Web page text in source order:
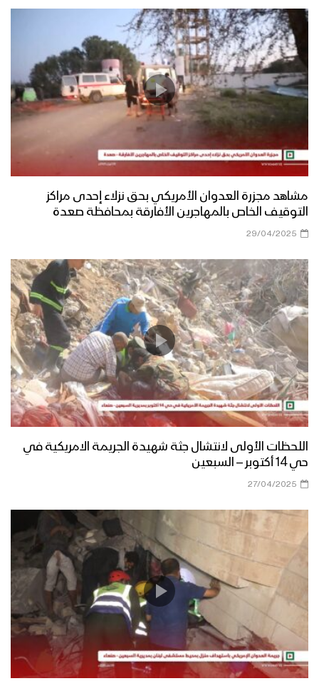
مشاهد مجزرة العدوان الأمريكي بحق نزلاء إحدى مراكز
التوقيف الخاص بالمهاجرين الأفارقة بمحافظة صعدة
29/04/2025
اللحظات الأولى لانتشال جثة شهيدة الجريمة الامريكية في
حي 14 أكتوبر – السبعين
27/04/2025